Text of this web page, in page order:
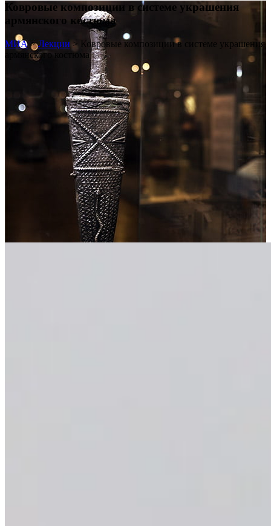
Ковровые композиции в системе украшения
армянского костюма
МИА>Лекции > Ковровые композиции в системе украшения
армянского костюма